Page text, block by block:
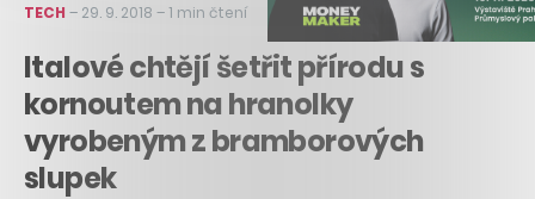
TECH – 29. 9. 2018 –1 min čtení
Italové chtějí šetřit přírodu s
kornoutem na hranolky
vyrobeným z bramborových
slupek